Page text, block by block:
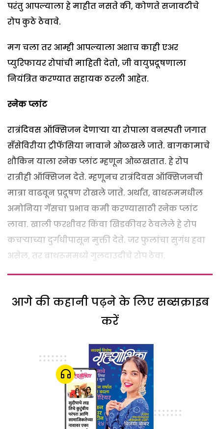
परंतु आपल्याला हे माहीत नसते की, कोणते सजावटीचे
रोप कुठे ठेवावे.
मग चला तर आम्ही आपल्याला अशाच काही एअर
प्युरिफायर रोपांची माहिती देतो, जी वायुप्रदूषणाला
नियंत्रित करण्यात सहायक ठरली आहेत.
स्नेक प्लांट
रात्रंदिवस ऑक्सिजन देणाऱ्या या रोपाला वनस्पती जगात
सँसेविरीया ट्रीफॅसिया नावाने ओळखले जाते. बागकामाचे
शौकिन याला स्नेक प्लांट म्हणून ओळखतात. हे रोप
रात्रीही ऑक्सिजन देते. म्हणूनच रात्रंदिवस ऑक्सिजनची
मात्रा वाढवून प्रदूषण रोखले जाते. अर्थात, बाथरूममधील
अमोनिया गॅसचा प्रभाव कमी करण्यासाठी स्नेक प्लांट
लावा. खाली फरशीवर किंवा खिडकीवर ठेवलेले हे रोप
कचऱ्याच्या दुर्गंधीपासून मुक्ती देते. जर फुलांचा सुगंध हवा
असेल, तर बाथरूममध्ये गुलदाउदीचे रोप ठेवा.
आगे की कहानी पढ़ने के लिए सब्सक्राइब
करें